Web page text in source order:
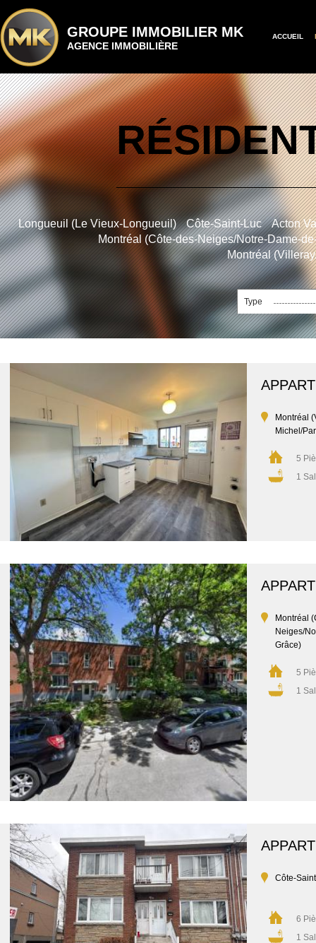
GROUPE IMMOBILIER MK
AGENCE IMMOBILIÈRE
ACCUEIL
Longueuil (Le Vieux-Longueuil) Côte-Saint-Luc
Acton
Montréal (Côte-des-Neiges/Notre-Dame-
Montréal
Type
Montréal
Michel/
5
1
Montréal
Neiges/
Grâce)
5
1
Côte-
6
1